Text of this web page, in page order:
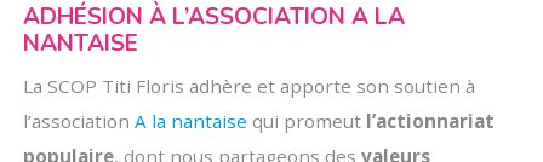
ADHÉSION À L’ASSOCIATION A LA
NANTAISE
La SCOP Titi Floris adhère et apporte son soutien à
l’associationA la nantaise qui promeut l’actionnariat
populaire, dont nous partageons desvaleurs